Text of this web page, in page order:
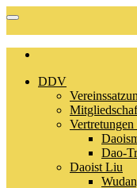
DDV
Dao-
Daoist Liu